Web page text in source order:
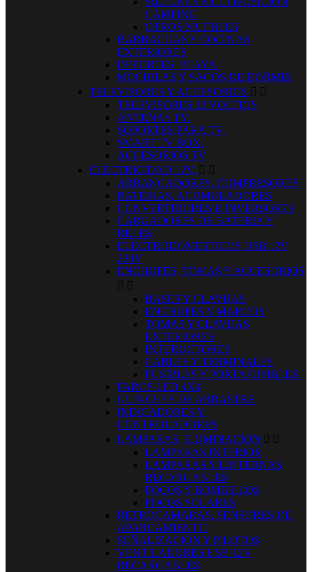
CAMPING
OTROS MUEBLES
BARBACOAS Y COCINAS
EXTERIORES
DEPORTES, PLAYA.
MOCHILAS Y SACOS DE DORMIR
TELEVISORES Y ACCESORIOS  
TELEVISORES 12 VOLTIOS
ANTENAS TV.
SOPORTES PARA TV.
SMART TV BOX.
ACCESORIOS TV
ELECTRICIDAD 12V.  
ARRANCADORES, COMPRESORES
BATERIAS, ACUMULADORES
CONVERTIDORES E INVERSORES
CARGADORES DE BATERIA Y
RELES
ELECTRODOMESTICOS USB 12V
220V
ENCHUFES, TOMAS Y ACCESORIOS
 
BASES Y CLAVIJAS
ENCHUFES Y MARCOS
TOMAS Y CLAVIJAS
EXTERIORES
INTERUCTORES
CABLES Y TERMINALES
FUSIBLES Y PORTAFUSIBLES.
FAROS LED 4X4
GUINCHES DE ARRASTRE
INDICADORES Y
CONTROLADORES
LAMPARAS, ILUMINACION  
LAMPARAS INTERIOR
LAMPARAS Y LINTERNAS
RECARGABLES
FOCOS Y BOMBILLOS
FOCOS SOLARES
RETROCAMARAS, SENSORES DE
APARCAMIENTO
SEÑALIZACIÓN Y PILOTOS
VENTILADORES USB 12V
RECARGABLES